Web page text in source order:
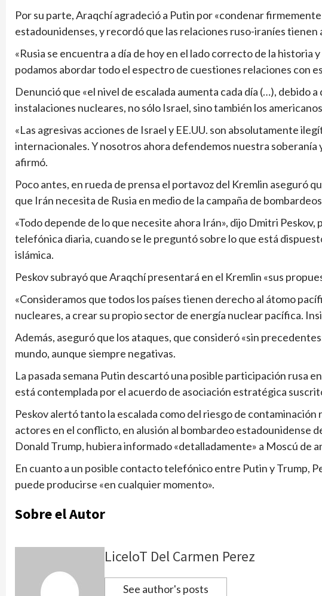
Por su parte, Araqchí agradeció a Putin por «condenar
estadounidenses, y recordó que las relaciones ruso-iraníes
«Rusia se encuentra a día de hoy en el lado correcto de la
podamos abordar todo el espectro de cuestiones relaciones con
Denunció que «el nivel de escalada aumenta cada día (…), debido
instalaciones nucleares, no sólo Israel, sino también los
«Las agresivas acciones de Israel y EE.UU. son absolutamente
internacionales. Y nosotros ahora defendemos nuestra
afirmó.
Poco antes, en rueda de prensa el portavoz del Kremlin aseguró
que Irán necesita de Rusia en medio de la campaña de
«Todo depende de lo que necesite ahora Irán», dijo Dmitri
telefónica diaria, cuando se le preguntó sobre lo que está
islámica.
Peskov subrayó que Araqchí presentará en el Kremlin «sus
«Consideramos que todos los países tienen derecho al átomo
nucleares, a crear su propio sector de energía nuclear pacífica.
Además, aseguró que los ataques, que consideró «sin
mundo, aunque siempre negativas.
La pasada semana Putin descartó una posible participación rusa
está contemplada por el acuerdo de asociación estratégica
Peskov alertó tanto la escalada como del riesgo de
actores en el conflicto, en alusión al bombardeo estadounidense
Donald Trump, hubiera informado «detalladamente» a Moscú de
En cuanto a un posible contacto telefónico entre Putin y Trump,
puede producirse «en cualquier momento».
Sobre el Autor
LiceloT Del Carmen Perez
See author's posts